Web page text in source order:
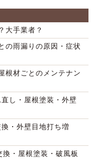
大手業者？
の雨漏りの原因・症状
根材ごとのメンテナン
し・屋根塗装・外壁
・外壁目地打ち増
・屋根塗装・破風板